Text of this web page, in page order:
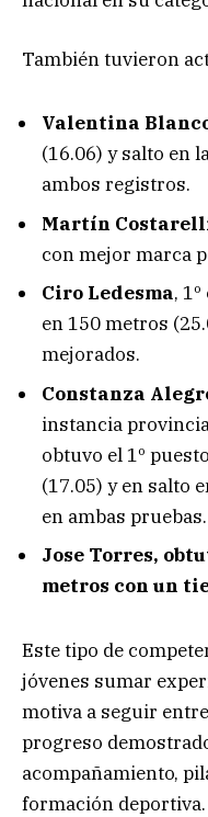
También tuvieron
Valentina
(16.06) y salto en
ambos registros.
Martín
con mejor marca
Ciro Ledesma,
en 150 metros
mejorados.
Constanza
instancia
obtuvo el 1º
(17.05) y en salto
en ambas pruebas.
Jose Torres,
metros con un
Este tipo de
jóvenes sumar
motiva a seguir
progreso
acompañamiento,
formación